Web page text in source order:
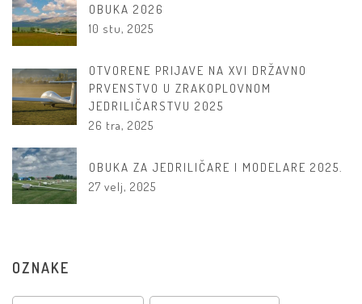
OBUKA 2026
10 stu, 2025
OTVORENE PRIJAVE NA XVI DRŽAVNO
PRVENSTVO U ZRAKOPLOVNOM
JEDRILIČARSTVU 2025
26 tra, 2025
OBUKA ZA JEDRILIČARE I MODELARE 2025.
27 velj, 2025
OZNAKE